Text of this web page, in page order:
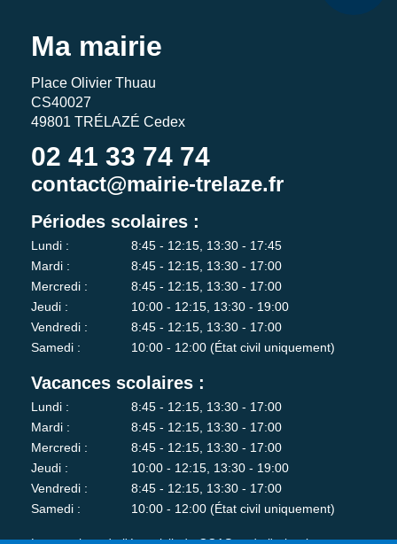
Ma mairie
Place Olivier Thuau
CS40027
49801 TRÉLAZÉ Cedex
02 41 33 74 74
contact@mairie-trelaze.fr
Périodes scolaires :
Lundi :
8:45 - 12:15, 13:30 - 17:45
Mardi :
8:45 - 12:15, 13:30 - 17:00
Mercredi :
8:45 - 12:15, 13:30 - 17:00
Jeudi :
10:00 - 12:15, 13:30 - 19:00
Vendredi :
8:45 - 12:15, 13:30 - 17:00
Samedi :
10:00 - 12:00 (État civil uniquement)
Vacances scolaires :
Lundi :
8:45 - 12:15, 13:30 - 17:00
Mardi :
8:45 - 12:15, 13:30 - 17:00
Mercredi :
8:45 - 12:15, 13:30 - 17:00
Jeudi :
10:00 - 12:15, 13:30 - 19:00
Vendredi :
8:45 - 12:15, 13:30 - 17:00
Samedi :
10:00 - 12:00 (État civil uniquement)